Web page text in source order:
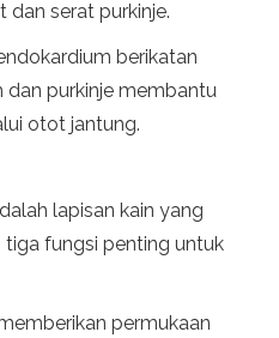
dan serat purkinje.
berikatan
dan purkinje membantu
otot jantung.
lapisan kain yang
tiga fungsi penting untuk
permukaan